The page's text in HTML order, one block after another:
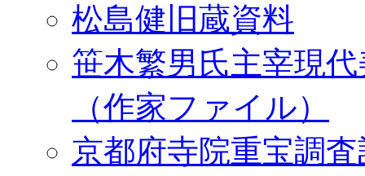
松島健旧蔵資料
笹木繁男氏主宰現
（作家ファイル）
京都府寺院重宝調